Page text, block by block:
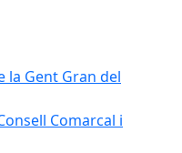
la Gent Gran del
Comarcal i